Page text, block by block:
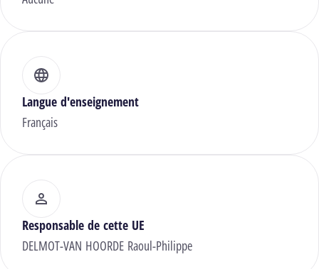
Langue d'enseignement
Français
Responsable de cette UE
DELMOT-VAN HOORDE Raoul-Philippe